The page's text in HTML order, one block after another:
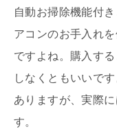
自動お掃除機能付
アコンのお手入れ
ですよね。購入す
しなくともいいで
ありますが、実際
す。